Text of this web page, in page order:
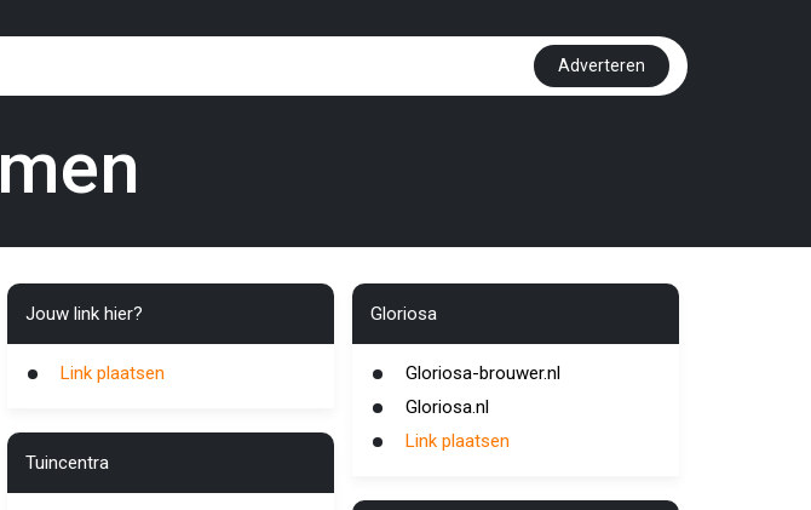
Adverteren
Jouw link hier?
Link plaatsen
Tuincentra
Gloriosa
Gloriosa-brouwer.nl
Gloriosa.nl
Link plaatsen